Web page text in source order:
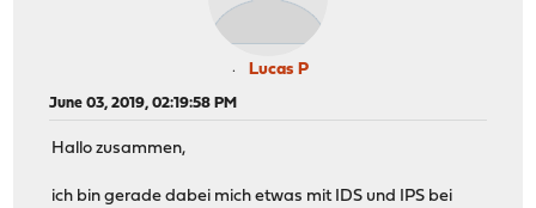
Lucas P
June 03, 2019, 02:19:58 PM
Hallo zusammen,
ich bin gerade dabei mich etwas mit IDS und IPS bei